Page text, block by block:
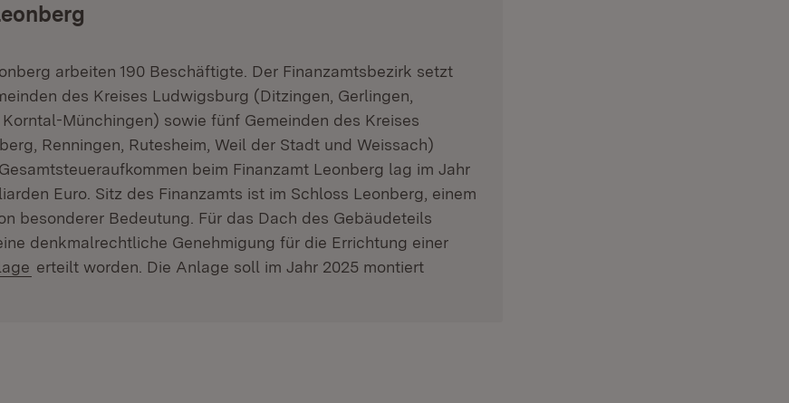
arbeiten 190 Beschäftigte. Der Finanzamtsbezirk setzt
des Kreises Ludwigsburg (Ditzingen, Gerlingen,
Münchingen) sowie fünf Gemeinden des Kreises
Renningen, Rutesheim, Weil der Stadt und Weissach)
beim Finanzamt Leonberg lag im Jahr
Euro. Sitz des Finanzamts ist im Schloss Leonberg, einem
besonderer Bedeutung. Für das Dach des Gebäudeteils
denkmalrechtliche Genehmigung für die Errichtung einer
erteilt worden. Die Anlage soll im Jahr 2025 montiert